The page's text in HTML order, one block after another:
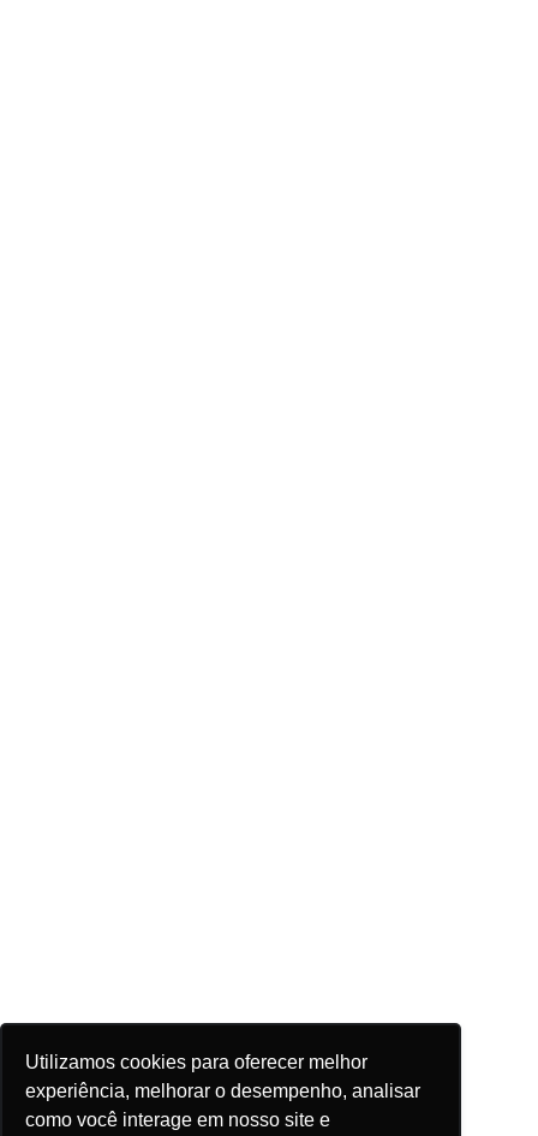
Utilizamos cookies para oferecer melhor
experiência, melhorar o desempenho, analisar
como você interage em nosso site e